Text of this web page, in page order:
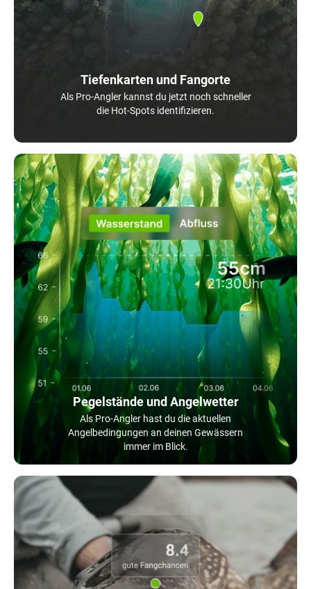
Tiefenkarten und Fangorte
Als Pro-Angler kannst du jetzt noch schneller
die Hot-Spots identifizieren.
Pegelstände und Angelwetter
Als Pro-Angler hast du die aktuellen
Angelbedingungen an deinen Gewässern
immer im Blick.